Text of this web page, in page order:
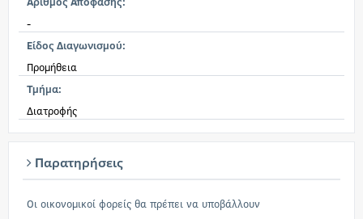
-
Είδος Διαγωνισμού:
Προμήθεια
Τμήμα:
Διατροφής
Παρατηρήσεις
Οι οικονομικοί φορείς θα πρέπει να υποβάλλουν